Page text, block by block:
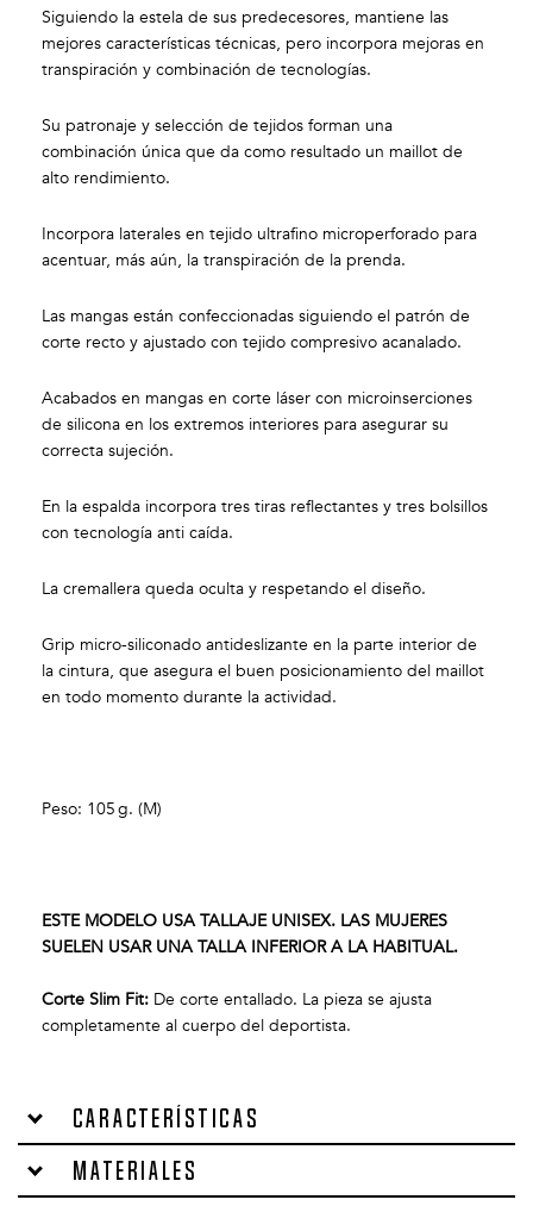
Siguiendo la estela de sus predecesores, mantiene las
mejores características técnicas, pero incorpora mejoras en
transpiración y combinación de tecnologías.
Su patronaje y selección de tejidos forman una
combinación única que da como resultado un maillot de
alto rendimiento.
Incorpora laterales en tejido ultrafino microperforado para
acentuar, más aún, la transpiración de la prenda.
Las mangas están confeccionadas siguiendo el patrón de
corte recto y ajustado con tejido compresivo acanalado.
Acabados en mangas en corte láser con microinserciones
de silicona en los extremos interiores para asegurar su
correcta sujeción.
En la espalda incorpora tres tiras reflectantes y tres bolsillos
con tecnología anti caída.
La cremallera queda oculta y respetando el diseño.
Grip micro-siliconado antideslizante en la parte interior de
la cintura, que asegura el buen posicionamiento del maillot
en todo momento durante la actividad.
Peso: 105 g. (M)
ESTE MODELO USA TALLAJE UNISEX. LAS MUJERES
SUELEN USAR UNA TALLA INFERIOR A LA HABITUAL.
Corte Slim Fit: De corte entallado. La pieza se ajusta
completamente al cuerpo del deportista.
Características
Materiales